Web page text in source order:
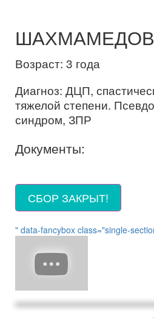
Возраст: 3 года
Диагноз: ДЦП,
тяжелой степени.
синдром, ЗПР
Документы:
СБОР ЗАКРЫТ!
" data-fancybox class="single-